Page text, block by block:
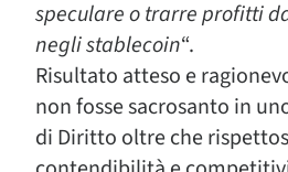
speculare o trarre profitti
negli stablecoin“.
Risultato atteso e
non fosse sacrosanto in
di Diritto oltre che